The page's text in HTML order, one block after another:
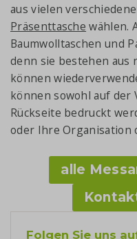
aus vielen
Präsenttasche wählen.
Baumwolltaschen und
denn sie bestehen aus
können
können sowohl auf der
Rückseite bedruckt
oder Ihre Organisation
alle
Folgen Sie uns